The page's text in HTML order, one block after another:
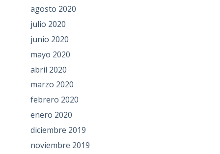
agosto 2020
julio 2020
junio 2020
mayo 2020
abril 2020
marzo 2020
febrero 2020
enero 2020
diciembre 2019
noviembre 2019